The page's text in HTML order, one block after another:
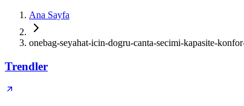
Ana Sayfa
onebag-seyahat-icin-dogru-canta-secimi-kapasite-
Trendler